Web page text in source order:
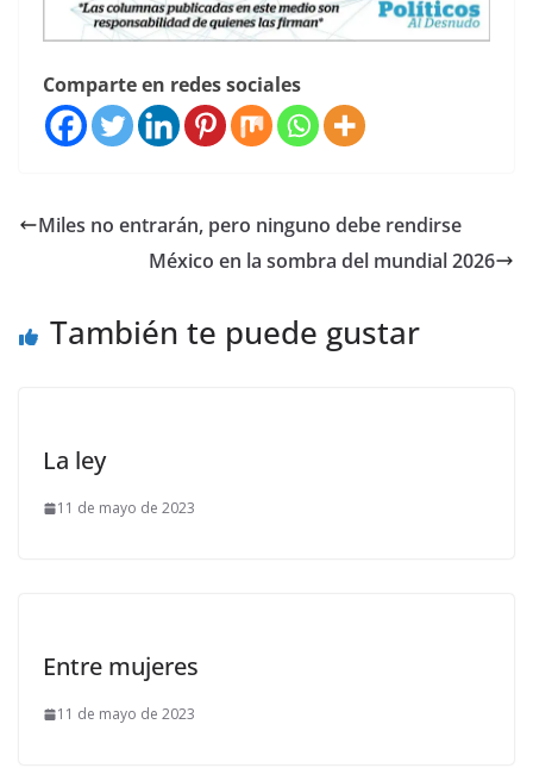
Comparte en redes sociales
Miles no entrarán, pero ninguno debe rendirse
México en la sombra del mundial 2026
También te puede gustar
La ley
11 de mayo de 2023
Entre mujeres
11 de mayo de 2023